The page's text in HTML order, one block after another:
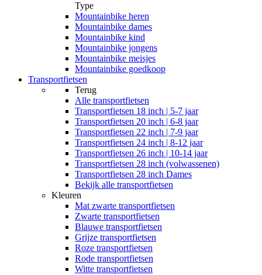
Type
Mountainbike heren
Mountainbike dames
Mountainbike kind
Mountainbike jongens
Mountainbike meisjes
Mountainbike goedkoop
Transportfietsen
Terug
Alle transportfietsen
Transportfietsen 18 inch | 5-7 jaar
Transportfietsen 20 inch | 6-8 jaar
Transportfietsen 22 inch | 7-9 jaar
Transportfietsen 24 inch | 8-12 jaar
Transportfietsen 26 inch | 10-14 jaar
Transportfietsen 28 inch (volwassenen)
Transportfietsen 28 inch Dames
Bekijk alle transportfietsen
Kleuren
Mat zwarte transportfietsen
Zwarte transportfietsen
Blauwe transportfietsen
Grijze transportfietsen
Roze transportfietsen
Rode transportfietsen
Witte transportfietsen